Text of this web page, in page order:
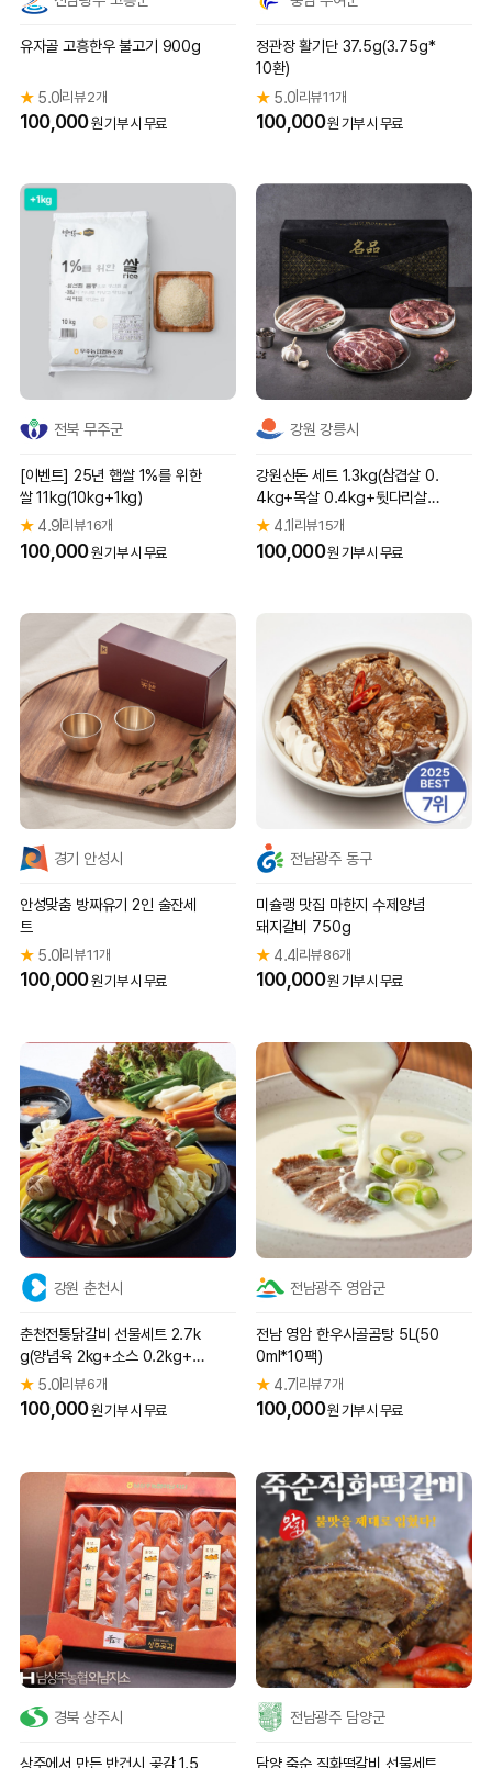
유자골 고흥한우 불고기 900g
★5.0 리뷰 2개
100,000원 기부 시 무료
정관장 활기단 37.5g(3.75g*
10환)
★ 5.0 리뷰 11개
100,000원 기부 시 무료
전북 무주군
[이벤트] 25년 햅쌀 1%를 위한
쌀 11kg(10kg+1kg)
★4.9 리뷰 16개
100,000원 기부 시 무료
강원 강릉시
강원산돈 세트 1.3kg(삼겹살 0.
4kg+목살 0.4kg+뒷다리살
불고기용 0.5kg)
★ 4.1 리뷰 15개
100,000원 기부 시 무료
경기 안성시
안성맞춤 방짜유기 2인 술잔세
트
★5.0 리뷰 11개
100,000원 기부 시 무료
전남광주 동구
미슐랭 맛집 마한지 수제양념
돼지갈비 750g
★ 4.4 리뷰 86개
100,000원 기부 시 무료
강원 춘천시
춘천전통닭갈비 선물세트 2.7k
g(양념육 2kg+소스 0.2kg+야
채 0.5kg)
★5.0 리뷰 6개
100,000원 기부 시 무료
전남광주 영암군
전남 영암 한우사골곰탕 5L(50
0ml*10팩)
★ 4.7 리뷰 7개
100,000원 기부 시 무료
경북 상주시
상주에서 만든 반건시 곶감 1.5
전남광주 담양군
담양 죽순 직화떡갈비 선물세트